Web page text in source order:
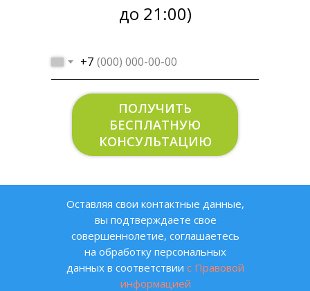
до 21:00)
+7
ПОЛУЧИТЬ
БЕСПЛАТНУЮ
КОНСУЛЬТАЦИЮ
Оставляя свои контактные данные,
вы подтверждаете свое
совершеннолетие, соглашаетесь
на обработку персональных
данных в соответствии с Правовой
информацией